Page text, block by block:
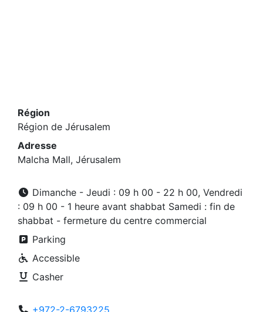
Région
Région de Jérusalem
Adresse
Malcha Mall, Jérusalem
Dimanche - Jeudi : 09 h 00 - 22 h 00, Vendredi
: 09 h 00 - 1 heure avant shabbat Samedi : fin de
shabbat - fermeture du centre commercial
Parking
Accessible
Casher
+972-2-6793225